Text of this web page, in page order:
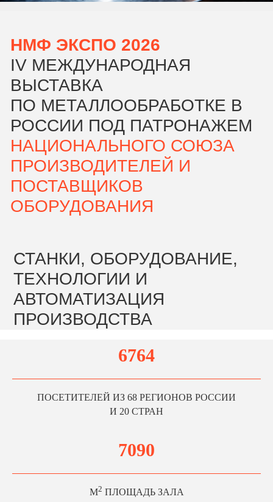
ОБОРУДОВАНИЯ
СТАНКИ, ОБОРУДОВАНИЕ,
ТЕХНОЛОГИИ И
АВТОМАТИЗАЦИЯ
ПРОИЗВОДСТВА
6764
ПОСЕТИТЕЛЕЙ ИЗ 68 РЕГИОНОВ РОССИИ
И 20 СТРАН
7090
М2 ПЛОЩАДЬ ЗАЛА